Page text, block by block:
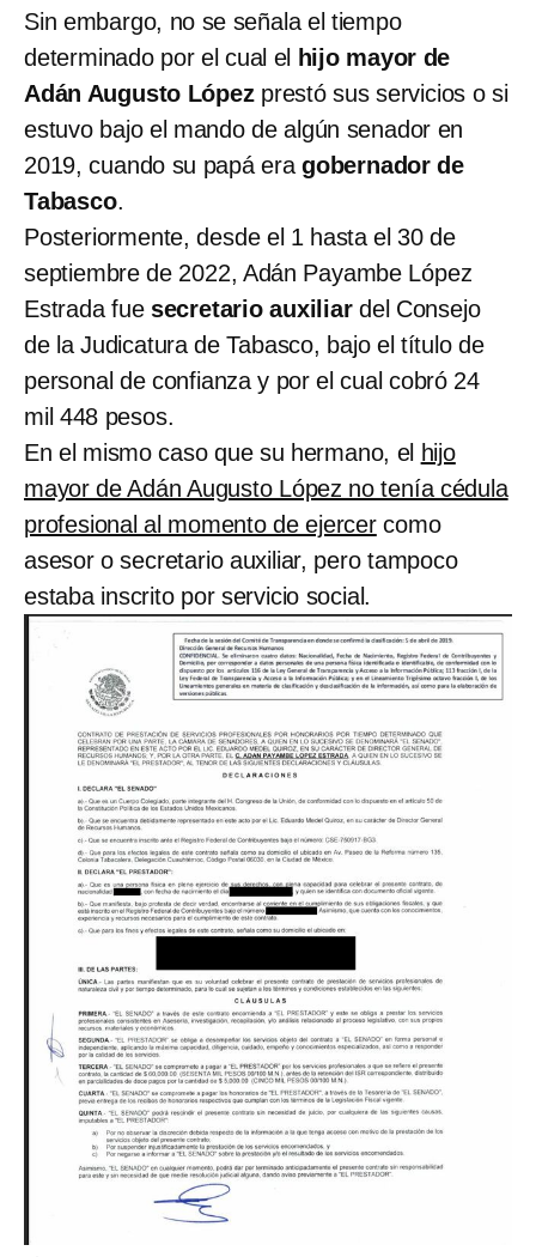
Sin embargo, no se señala el tiempo
determinado por el cual el hijo mayor de
Adán Augusto Lópezprestó sus servicios o si
estuvo bajo el mando de algún senador en
2019, cuando su papá eragobernador de
Tabasco.
Posteriormente, desde el 1 hasta el 30 de
septiembre de 2022, Adán Payambe López
Estrada fue secretario auxiliardel Consejo
de la Judicatura de Tabasco, bajo el título de
personal de confianza y por el cual cobró 24
mil 448 pesos.
En el mismo caso que su hermano, el hijo
mayor de Adán Augusto López no tenía cédula
profesional al momento de ejercercomo
asesor o secretario auxiliar, pero tampoco
estaba inscrito por servicio social.